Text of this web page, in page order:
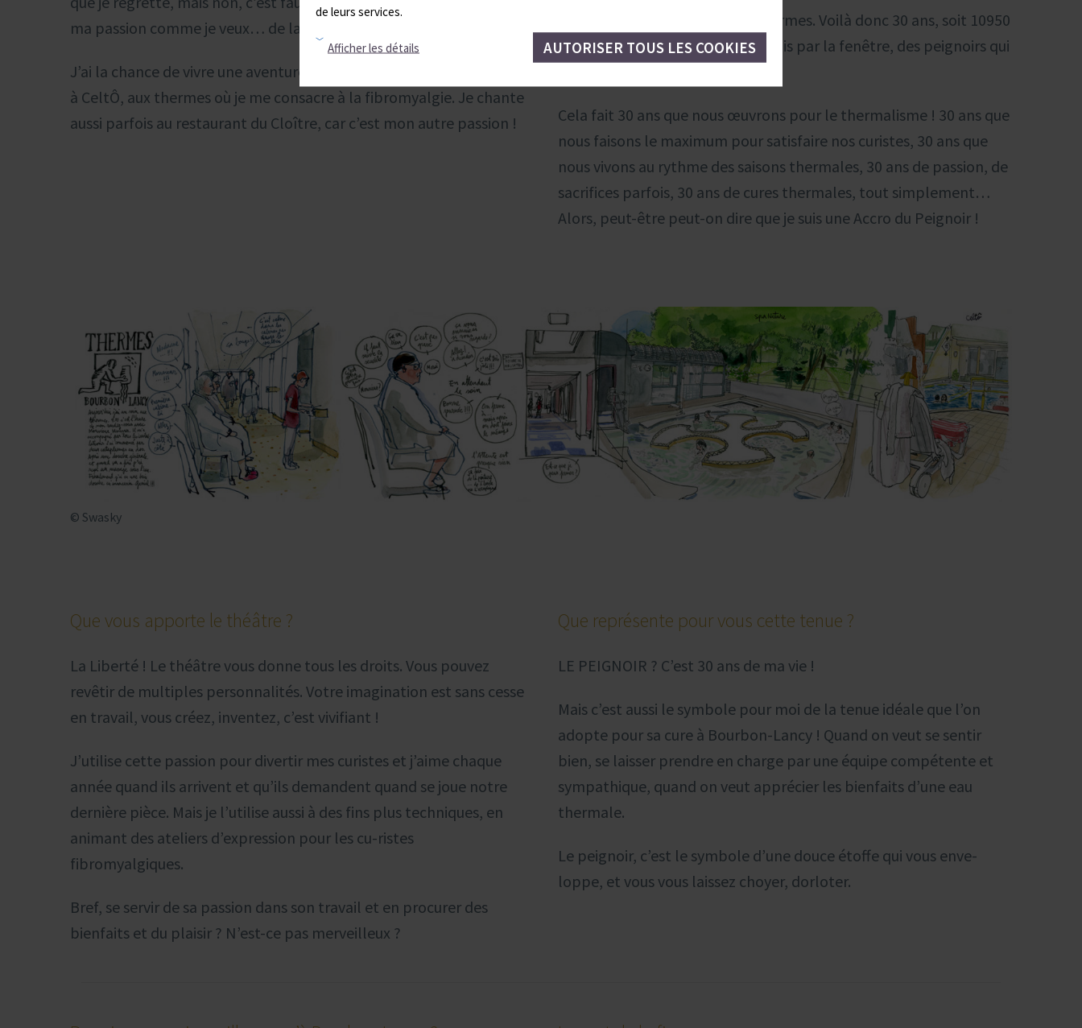
de leurs services.
AUTORISER TOUS LES COOKIES
Afficher les détails
ma passion comme je veux… de la transmettre !
J’ai la chance de vivre une aventure professionnelle extraordinaire,
à CeltÔ, aux thermes où je me consacre à la fibromyalgie. Je chante
aussi parfois au restaurant du Cloître, car c’est mon autre passion !
Nous habitons au-dessus des thermes. Voilà donc 30 ans, soit 10950
matins que je me lève et que je vois par la fenêtre, des peignoirs qui
Cela fait 30 ans que nous œuvrons pour le thermalisme ! 30 ans que
nous faisons le maximum pour satisfaire nos curistes, 30 ans que
nous vivons au rythme des saisons thermales, 30 ans de passion, de
sacrifices parfois, 30 ans de cures thermales, tout simplement…
Alors, peut-être peut-on dire que je suis une Accro du Peignoir !
© Swasky
Que vous apporte le théâtre ?
La Liberté ! Le théâtre vous donne tous les droits. Vous pouvez
revêtir de multiples personnalités. Votre imagination est sans cesse
en travail, vous créez, inventez, c’est vivifiant !
J’utilise cette passion pour divertir mes curistes et j’aime chaque
année quand ils arrivent et qu’ils demandent quand se joue notre
dernière pièce. Mais je l’utilise aussi à des fins plus techniques, en
animant des ateliers d’expression pour les cu-ristes
fibromyalgiques.
Bref, se servir de sa passion dans son travail et en procurer des
bienfaits et du plaisir ? N’est-ce pas merveilleux ?
Que représente pour vous cette tenue ?
LE PEIGNOIR ? C’est 30 ans de ma vie !
Mais c’est aussi le symbole pour moi de la tenue idéale que l’on
adopte pour sa cure à Bourbon-Lancy ! Quand on veut se sentir
bien, se laisser prendre en charge par une équipe compétente et
sympathique, quand on veut apprécier les bienfaits d’une eau
thermale.
Le peignoir, c’est le symbole d’une douce étoffe qui vous enve-
loppe, et vous vous laissez choyer, dorloter.